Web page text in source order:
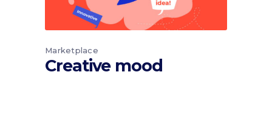
Marketplace
Creative mood